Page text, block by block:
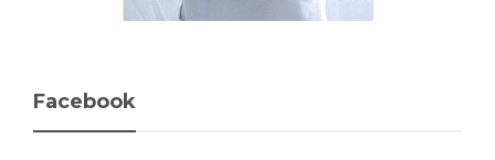
Facebook